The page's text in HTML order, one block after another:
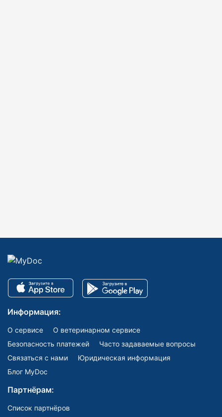
Информация:
О сервисе
О ветеринарном сервисе
Безопасность платежей
Часто задаваемые вопросы
Связаться с нами
Юридическая информация
Блог MyDoc
Партнёрам:
Список партнёров